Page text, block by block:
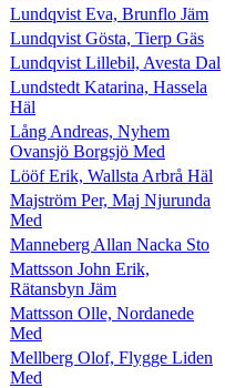
Lundqvist Eva, Brunflo Jäm
Lundqvist Gösta, Tierp Gäs
Lundqvist Lillebil, Avesta Dal
Lundstedt Katarina, Hassela
Häl
Lång Andreas, Nyhem
Ovansjö Borgsjö Med
Lööf Erik, Wallsta Arbrå Häl
Majström Per, Maj Njurunda
Med
Manneberg Allan Nacka Sto
Mattsson John Erik,
Rätansbyn Jäm
Mattsson Olle, Nordanede
Med
Mellberg Olof, Flygge Liden
Med